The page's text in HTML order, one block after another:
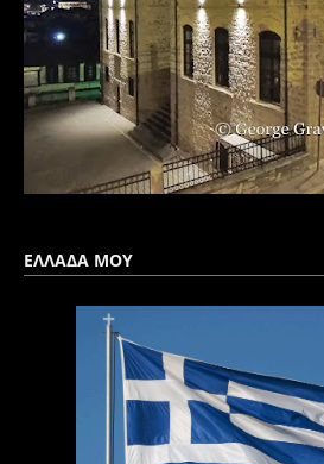
ΕΛΛΑΔΑ ΜΟΥ